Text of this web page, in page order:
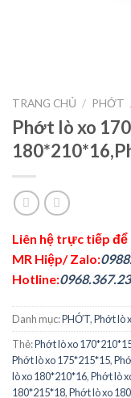
TRANG CHỦ / PHỚT
Phớt lò xo
Liên hệ trực tiếp để
MR Hiệp/ Zalo:
Hotline:
Danh mục:PHỚT,Phớt lò
Thẻ:Phớt lò xo
Phớt lò xo 175*215*15,
lò xo 180*210*16,Phớt lò
180*215*18,Phớt lò xo